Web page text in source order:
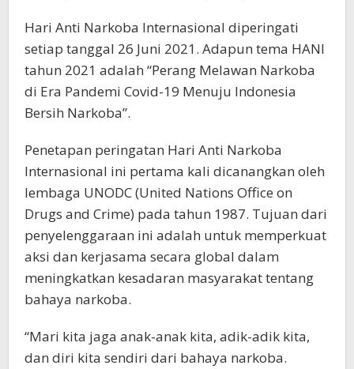
Hari Anti Narkoba Internasional diperingati
setiap tanggal 26 Juni 2021. Adapun tema HANI
tahun 2021 adalah “Perang Melawan Narkoba
di Era Pandemi Covid-19 Menuju Indonesia
Bersih Narkoba”.
Penetapan peringatan Hari Anti Narkoba
Internasional ini pertama kali dicanangkan oleh
lembaga UNODC (United Nations Office on
Drugs and Crime) pada tahun 1987. Tujuan dari
penyelenggaraan ini adalah untuk memperkuat
aksi dan kerjasama secara global dalam
meningkatkan kesadaran masyarakat tentang
bahaya narkoba.
“Mari kita jaga anak-anak kita, adik-adik kita,
dan diri kita sendiri dari bahaya narkoba.